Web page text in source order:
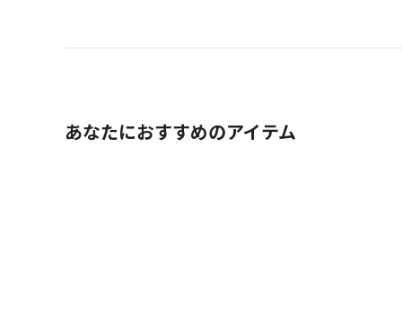
あなたにおすすめのアイテム